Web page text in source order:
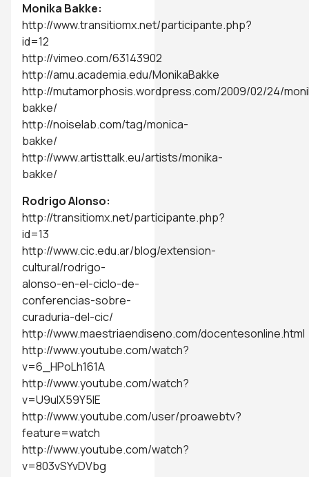
Monika Bakke:
http://www.transitiomx.net/participante.php?
id=12
http://vimeo.com/63143902
http://amu.academia.edu/MonikaBakke
http://mutamorphosis.wordpress.com/2009/02/24/
bakke/
http://noiselab.com/tag/monica-
bakke/
http://www.artisttalk.eu/artists/monika-
bakke/
Rodrigo Alonso:
http://transitiomx.net/participante.php?
id=13
http://www.cic.edu.ar/blog/extension-
cultural/rodrigo-
alonso-en-el-ciclo-de-
conferencias-sobre-
curaduria-del-cic/
http://www.maestriaendiseno.com/docentesonline.html
http://www.youtube.com/watch?
v=6_HPoLh161A
http://www.youtube.com/watch?
v=U9ulX59Y5lE
http://www.youtube.com/user/proawebtv?
feature=watch
http://www.youtube.com/watch?
v=803vSYvDVbg